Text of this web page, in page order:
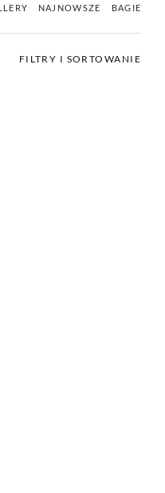
NAJNOWSZE BAGIETKI
FILTRY I SORTOWANIE